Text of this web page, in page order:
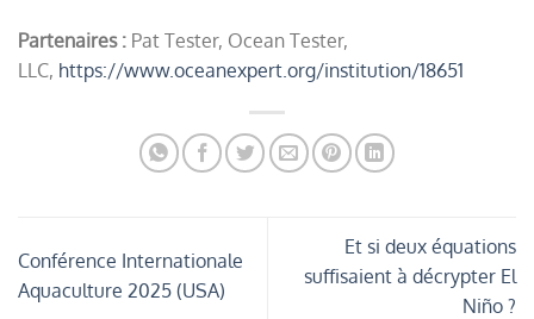
Partenaires : Pat Tester, Ocean Tester,
LLC, https://www.oceanexpert.org/institution/18651
Conférence Internationale
Aquaculture 2025 (USA)
Et si deux équations
suffisaient à décrypter El
Niño ?